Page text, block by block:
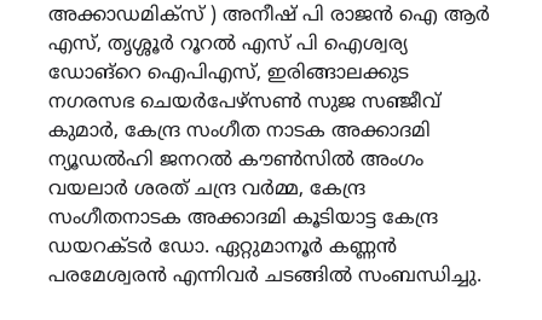
അക്കാഡമിക്സ് ) അനീഷ് പി രാജൻ ഐ ആർ
എസ്, തൃശ്ശൂർ റൂറൽ എസ് പി ഐശ്വര്യ
ഡോങ്റെ ഐപിഎസ്, ഇരിങ്ങാലക്കുട
നഗരസഭ ചെയർപേഴ്സൺ സുജ സഞ്ജീവ്
കുമാർ, കേന്ദ്ര സംഗീത നാടക അക്കാദമി
ന്യൂഡൽഹി ജനറൽ കൗൺസിൽ അംഗം
വയലാർ ശരത് ചന്ദ്ര വർമ്മ, കേന്ദ്ര
സംഗീതനാടക അക്കാദമി കൂടിയാട്ട കേന്ദ്ര
ഡയറക്ടർ ഡോ. ഏറ്റുമാനൂർ കണ്ണൻ
പരമേശ്വരൻ എന്നിവർ ചടങ്ങിൽ സംബന്ധിച്ചു.